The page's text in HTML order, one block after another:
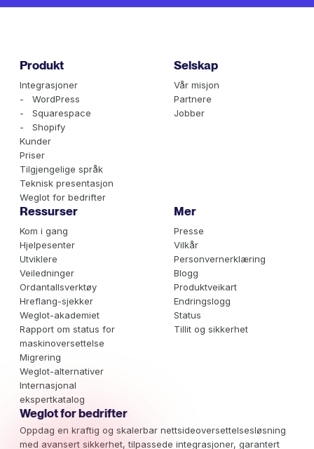
Produkt
Integrasjoner
- WordPress
- Squarespace
- Shopify
Kunder
Priser
Tilgjengelige språk
Teknisk presentasjon
Weglot for bedrifter
Selskap
Vår misjon
Partnere
Jobber
Ressurser
Kom i gang
Hjelpesenter
Utviklere
Veiledninger
Ordantallsverktøy
Hreflang-sjekker
Weglot-akademiet
Rapport om status for
maskinoversettelse
Migrering
Weglot-alternativer
Internasjonal
ekspertkatalog
Mer
Presse
Vilkår
Personvernerklæring
Blogg
Produktveikart
Endringslogg
Status
Tillit og sikkerhet
Weglot for bedrifter
Oppdag en kraftig og skalerbar nettsideoversettelsesløsning
med avansert sikkerhet, tilpassede integrasjoner, garantert